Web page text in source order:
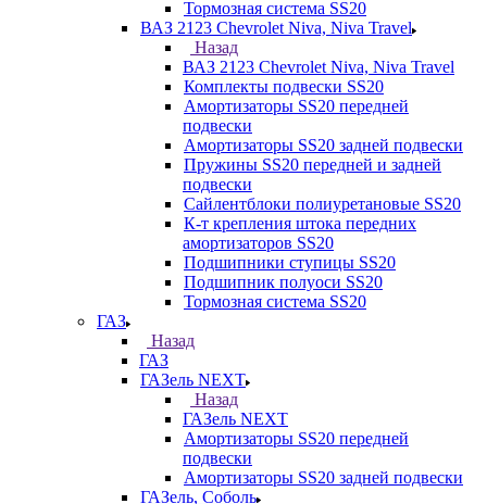
Тормозная система SS20
ВАЗ 2123 Chevrolet Niva, Niva Travel
Назад
ВАЗ 2123 Chevrolet Niva, Niva Travel
Комплекты подвески SS20
Амортизаторы SS20 передней
подвески
Амортизаторы SS20 задней подвески
Пружины SS20 передней и задней
подвески
Сайлентблоки полиуретановые SS20
К-т крепления штока передних
амортизаторов SS20
Подшипники ступицы SS20
Подшипник полуоси SS20
Тормозная система SS20
ГАЗ
Назад
ГАЗ
ГАЗель NEXT
Назад
ГАЗель NEXT
Амортизаторы SS20 передней
подвески
Амортизаторы SS20 задней подвески
ГАЗель, Соболь